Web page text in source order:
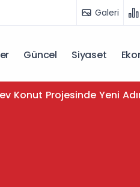
Galeri
Güncel Siyaset
Konut Projesinde Yeni